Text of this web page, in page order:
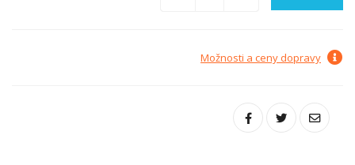
Možnosti a ceny dopravy